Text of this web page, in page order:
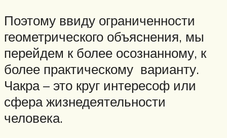
Поэтому ввиду ограниченности
геометрического объяснения, мы
перейдем к более осознанному, к
более практическому варианту.
Чакра – это круг интересоф или
сфера жизнедеятельности
человека.